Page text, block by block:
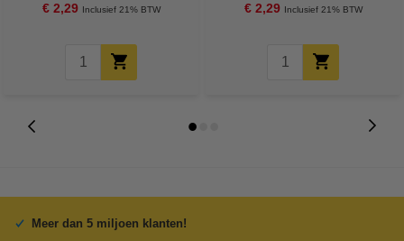
€ 2,29 Inclusief 21% BTW € 2,29 Inclusief 21% BTW
Meer dan 5 miljoen klanten!